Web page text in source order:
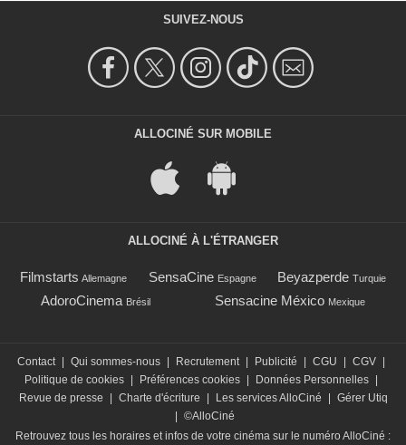
SUIVEZ-NOUS
ALLOCINÉ SUR MOBILE
ALLOCINÉ À L'ÉTRANGER
Filmstarts Allemagne SensaCine Espagne Beyazperde Turquie
AdoroCinema Brésil Sensacine México Mexique
Contact Qui sommes-nous Recrutement Publicité CGU CGV
Politique de cookies
Préférences cookies Données Personnelles
Revue de presse
Charte d'écriture Les services AlloCiné
Gérer Utiq
©AlloCiné
Retrouvez tous les horaires et infos de votre cinéma sur le numéro AlloCiné :